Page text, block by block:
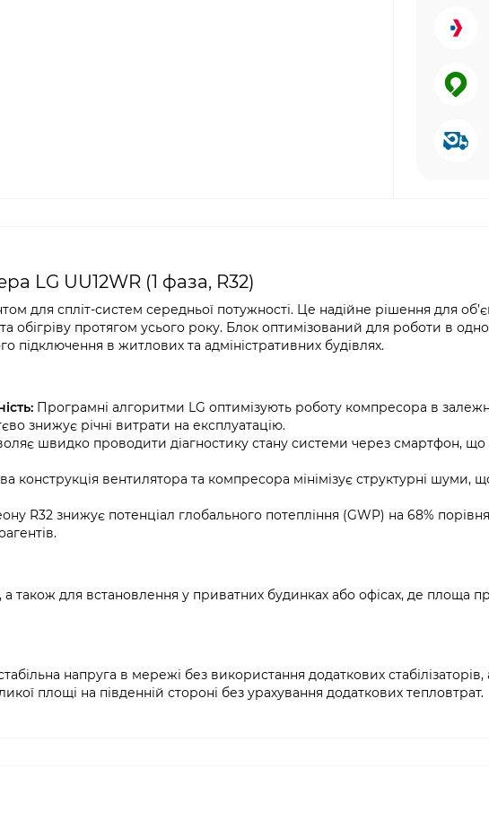
LG UU12WR (1 фаза, R32)
для спліт-систем середньої потужності. Це надійне рішення для
обігріву протягом усього року. Блок оптимізований для роботи в
в житлових та адміністративних будівлях.
Програмні алгоритми LG оптимізують роботу компресора в
знижує річні витрати на експлуатацію.
швидко проводити діагностику стану системи через смартфон,
конструкція вентилятора та компресора мінімізує структурні шуми,
R32 знижує потенціал глобального потепління (GWP) на 68%
також для встановлення у приватних будинках або офісах, де площа
напруга в мережі без використання додаткових
площі на південній стороні без урахування додаткових тепловтрат.